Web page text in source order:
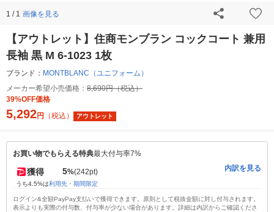
1 / 1 画像を見る
【アウトレット】住商モンブラン コックコート 兼用
長袖 黒 M 6-1023 1枚
ブランド： MONTBLANC（ユニフォーム）
メーカー希望小売価格： 8,690円（税込）
39%OFF価格
5,292円 （税込） アウトレット
お買い物でもらえる特典最大付与率7%
獲得 5%(242pt)
うち4.5%は利用先・期間限定
内訳を見る
ログイン&全額PayPay支払いで獲得できます。原則として税抜金額に対し付与されます。
表示よりも実際の付与数、付与率が少ない場合があります。詳細は内訳からご確認くださ